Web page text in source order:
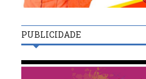
PUBLICIDADE